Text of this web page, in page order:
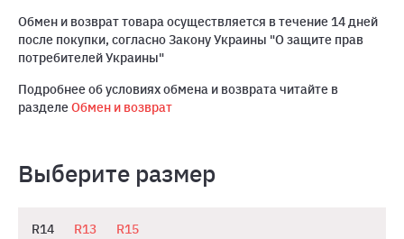
Обмен и возврат товара осуществляется в течение 14 дней
после покупки, согласно Закону Украины "О защите прав
потребителей Украины"
Подробнее об условиях обмена и возврата читайте в
разделеОбмен и возврат
Выберите размер
R14 R13 R15